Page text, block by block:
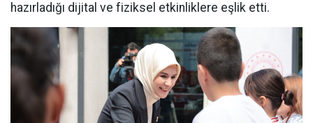
hazırladığı dijital ve fiziksel etkinliklere eşlik etti.